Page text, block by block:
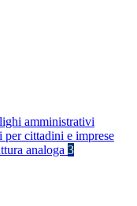
amministrativi
cittadini e imprese
analoga 3